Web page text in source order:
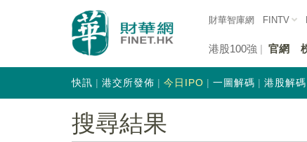
財華智庫網 FINTV
港股100強 官網
快訊 港交所發佈 今日IPO 一圖解碼 港股解碼
搜尋結果